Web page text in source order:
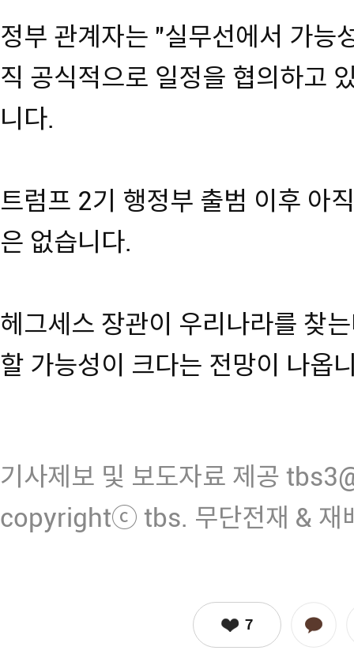
정부 관계자는 "실무선에서 가능
직 공식적으로 일정을 협의하고
니다.
트럼프 2기 행정부 출범 이후 아
은 없습니다.
헤그세스 장관이 우리나라를 찾
할 가능성이 크다는 전망이 나옵
기사제보 및 보도자료 제공
copyrightⓒ tbs. 무단전재 & 재
7